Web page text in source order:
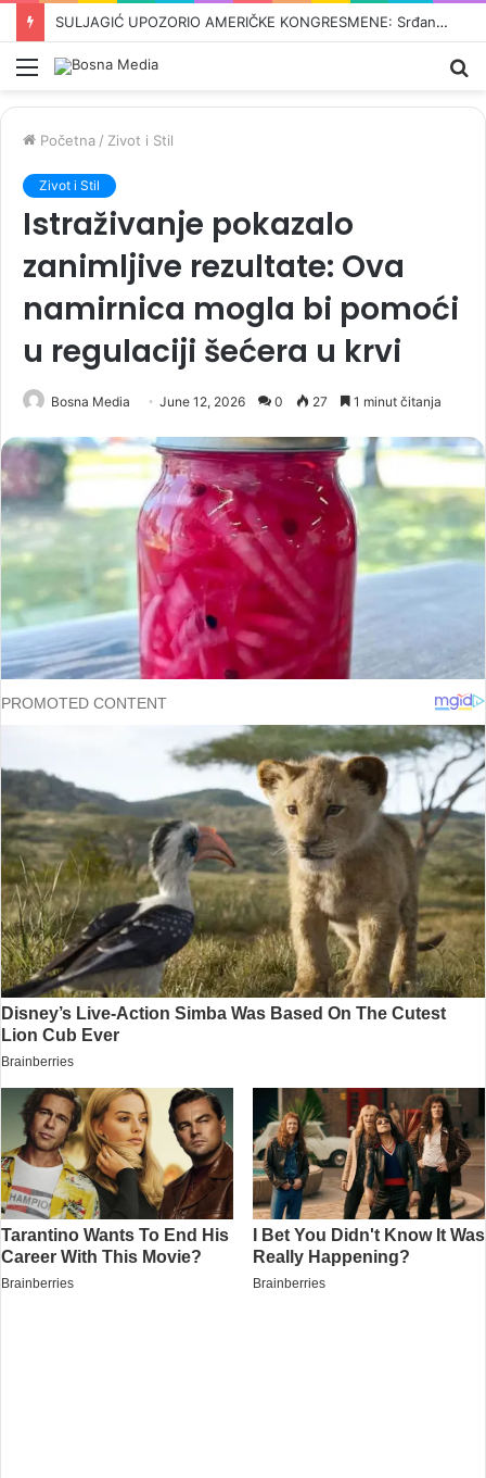
ODBROJAVANJE U REPUBLICI SRPSKOJ: Crnadak najavljuje pad režima –„Nije normalno da se u 21. vijeku pravi proslava kad dođe…“
Meni
Početna / Zivot i Stil
Zivot i Stil
Istraživanje pokazalo
zanimljive rezultate: Ova
namirnica mogla bi pomoći
u regulaciji šećera u krvi
Bosna Media June 12, 2026 0 27 1 minut čitanja